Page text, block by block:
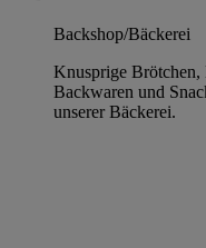
Backshop/Bäckerei
Knusprige Brötchen,
Backwaren und
unserer Bäckerei.